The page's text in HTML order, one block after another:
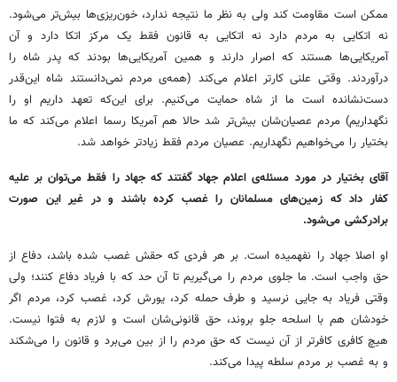
ممکن است مقاومت کند ولی به نظر ما نتیجه‌ ندارد، خون‌ریزی‌ها بیش‌تر می‌شود.
نه اتکایی به مردم دارد نه اتکایی به قانون فقط یک مرکز اتکا دارد و آن
آمریکایی‌ها هستند که اصرار دارند و همین آمریکایی‌ها بودند که پدر شاه را
درآوردند. وقتی علنی کارتر اعلام می‌کند (همه‌ی مردم نمی‌دانستند شاه این‌قدر
دست‌نشانده است ما از شاه حمایت می‌کنیم. برای این‌که تعهد داریم او را
نگهداریم) مردم عصیان‌شان بیش‌تر شد حالا هم آمریکا رسما اعلام می‌کند که ما
بختیار را می‌خواهیم نگهداریم. عصیان مردم فقط زیادتر خواهد شد.
آقای بختیار در مورد مسئله‌ی اعلام جهاد گفتند که جهاد را فقط می‌توان بر علیه
کفار داد که زمین‌های مسلمانان را غصب کرده باشند و در غیر این صورت
برادرکشی می‌شود.
او اصلا جهاد را نفهمیده است. بر هر فردی که حقش غصب شده باشد،‌ دفاع از
حق واجب است. ما جلوی مردم را می‌گیریم تا آن حد که با فریاد دفاع کنند؛ ولی
وقتی فریاد به جایی نرسید و طرف حمله کرد، یورش کرد، غصب کرد، مردم اگر
خودشان هم با اسلحه جلو بروند،‌ حق قانونی‌شان است و لازم به فتوا نیست.
هیچ کافری کافرتر از آن نیست که حق مردم را از بین می‌برد و قانون را می‌شکند
و به غصب بر مردم سلطه پیدا می‌کند.